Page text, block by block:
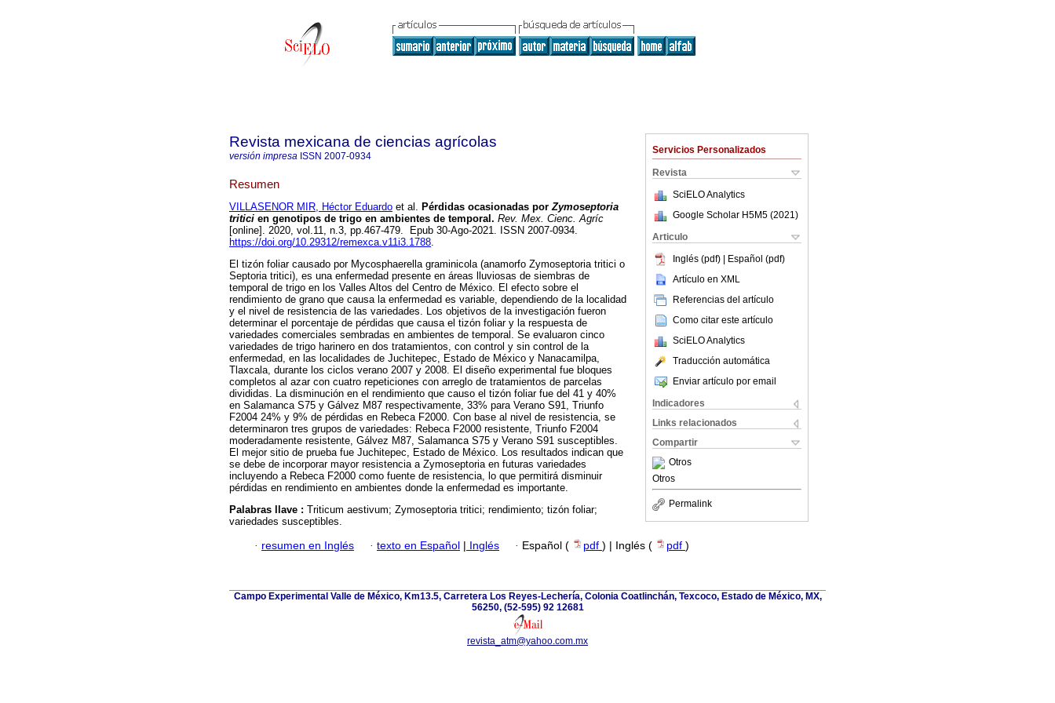
Servicios Personalizados
Revista
SciELO Analytics
Google Scholar H5M5 (2021 )
Articulo
Inglés (pdf) | Español (pdf)
Artículo en XML
Referencias del artículo
Como citar este artículo
SciELO Analytics
Traducción automática
Enviar artículo por email
Indicadores
Links relacionados
Compartir
Otros
Otros
Permalink
Revista mexicana de ciencias agrícolas
versión impresa ISSN 2007-0934
Resumen
VILLASENOR MIR, Héctor Eduardo et al. Pérdidas ocasionadas porZymoseptoria
tritici en genotipos de trigo en ambientes de temporal. Rev. Mex. Cienc. Agríc
[online]. 2020, vol.11, n.3, pp.467-479. Epub 30-Ago-2021. ISSN 2007-0934.
https://doi.org/10.29312/remexca.v11i3.1788.
El tizón foliar causado por Mycosphaerella graminicola (anamorfo Zymoseptoria tritici o
Septoria tritici), es una enfermedad presente en áreas lluviosas de siembras de
temporal de trigo en los Valles Altos del Centro de México. El efecto sobre el
rendimiento de grano que causa la enfermedad es variable, dependiendo de la localidad
y el nivel de resistencia de las variedades. Los objetivos de la investigación fueron
determinar el porcentaje de pérdidas que causa el tizón foliar y la respuesta de
variedades comerciales sembradas en ambientes de temporal. Se evaluaron cinco
variedades de trigo harinero en dos tratamientos, con control y sin control de la
enfermedad, en las localidades de Juchitepec, Estado de México y Nanacamilpa,
Tlaxcala, durante los ciclos verano 2007 y 2008. El diseño experimental fue bloques
completos al azar con cuatro repeticiones con arreglo de tratamientos de parcelas
divididas. La disminución en el rendimiento que causo el tizón foliar fue del 41 y 40%
en Salamanca S75 y Gálvez M87 respectivamente, 33% para Verano S91, Triunfo
F2004 24% y 9% de pérdidas en Rebeca F2000. Con base al nivel de resistencia, se
determinaron tres grupos de variedades: Rebeca F2000 resistente, Triunfo F2004
moderadamente resistente, Gálvez M87, Salamanca S75 y Verano S91 susceptibles.
El mejor sitio de prueba fue Juchitepec, Estado de México. Los resultados indican que
se debe de incorporar mayor resistencia a Zymoseptoria en futuras variedades
incluyendo a Rebeca F2000 como fuente de resistencia, lo que permitirá disminuir
pérdidas en rendimiento en ambientes donde la enfermedad es importante.
Palabras llave : Triticum aestivum; Zymoseptoria tritici; rendimiento; tizón foliar;
variedades susceptibles.
· resumen en Inglés · texto en Español | Inglés · Español ( pdf ) | Inglés ( pdf )
Campo Experimental Valle de México, Km13.5, Carretera Los Reyes-Lechería, Colonia Coatlinchán, Texcoco, Estado de México, MX,
56250, (52-595) 92 12681
revista_atm@yahoo.com.mx